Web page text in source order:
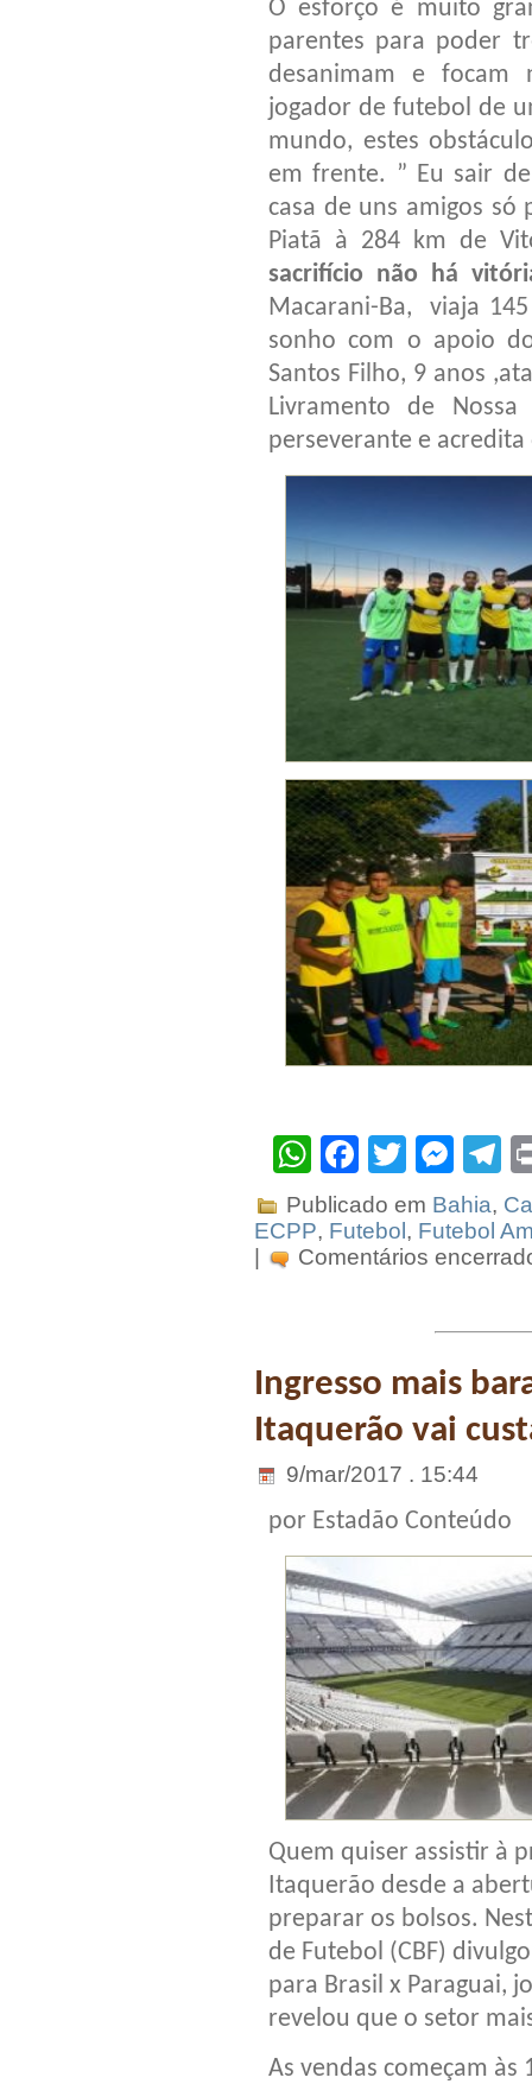
O esforço é muito
parentes para poder
desanimam e focam
jogador de futebol de
mundo, estes
em frente. ” Eu sair
casa de uns amigos só
Piatã à 284 km de
sacrifício não há
Macarani-Ba, viaja
sonho com o apoio
Santos Filho, 9 anos
Livramento de
perseverante e
WhatsApp
Facebook
Twitter
Publicado em Bahia,
ECPP, Futebol , Futebol
Comentários
Ingresso mais
Itaquerão vai
9/mar/2017 . 15:44
por Estadão Conteúdo
Quem quiser assistir à
Itaquerão desde a
preparar os bolsos.
de Futebol (CBF)
para Brasil x Paraguai,
revelou que o setor
As vendas começam